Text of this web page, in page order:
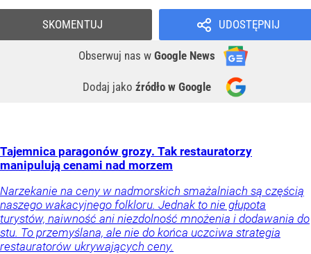
UDOSTĘPNIJ
Obserwuj nas w Google News
Dodaj jako źródło w Google
SKOMENTUJ
Tajemnica paragonów grozy. Tak restauratorzy
manipulują cenami nad morzem
Narzekanie na ceny w nadmorskich smażalniach są częścią
naszego wakacyjnego folkloru. Jednak to nie głupota
turystów, naiwność ani niezdolność mnożenia i dodawania do
stu. To przemyślana, ale nie do końca uczciwa strategia
restauratorów ukrywających ceny.